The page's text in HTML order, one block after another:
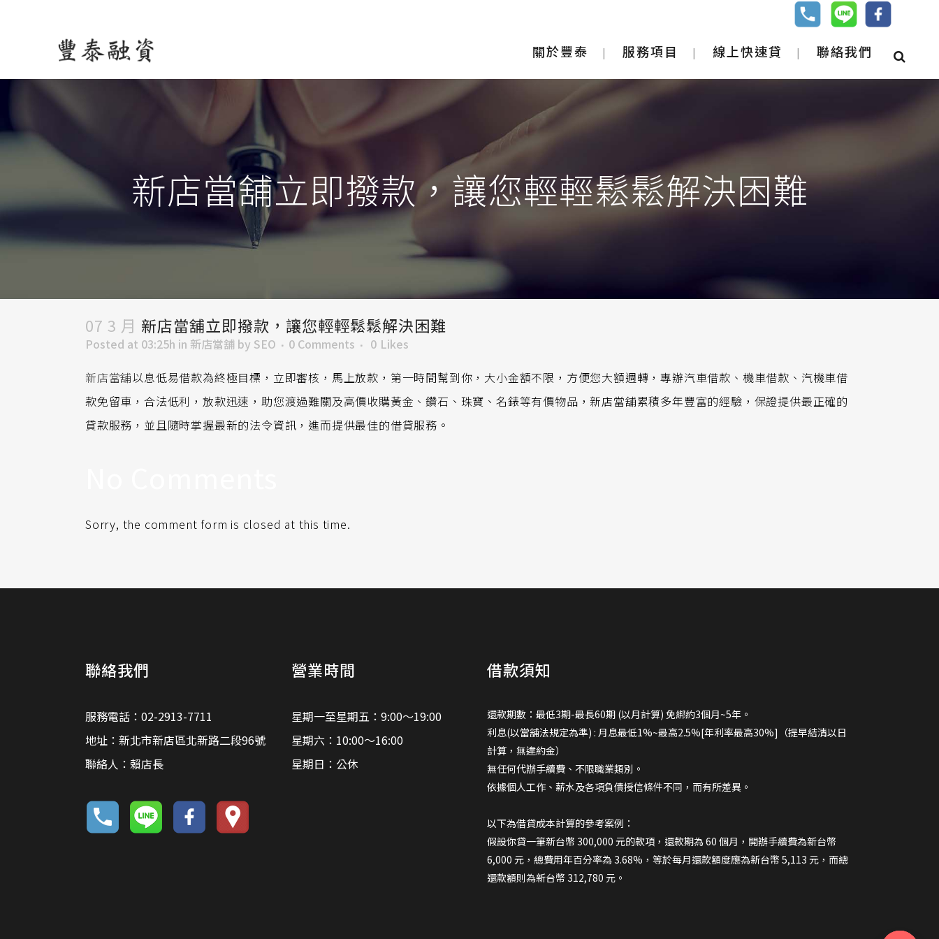
關於豐泰 服務項目 線上快速貸 聯絡我們
新店當舖立即撥款，讓您輕輕鬆鬆解決困難
07 3 月 新店當舖立即撥款，讓您輕輕鬆鬆解決困難
Posted at 03:25h in 新店當舖 by SEO 0 Comments 0 Likes
新店當舖以息低易借款為終極目標，立即審核，馬上放款，第一時間幫到你，大小金額不限，方便您大額週轉，專辦汽車借款、機車借款、汽機車借
款免留車，合法低利，放款迅速，助您渡過難關及高價收購黃金、鑽石、珠寶、名錶等有價物品，新店當舖累積多年豐富的經驗，保證提供最正確的
貸款服務，並且隨時掌握最新的法令資訊，進而提供最佳的借貸服務。
Sorry, the comment form is closed at this time.
聯絡我們
服務電話：02-2913-7711
地址：新北市新店區北新路二段96號
聯絡人：賴店長
營業時間
星期一至星期五：9:00～19:00
星期六：10:00～16:00
星期日：公休
借款須知
還款期數：最低3期-最長60期 (以月計算) 免綁約3個月~5年。
利息(以當舖法規定為準) : 月息最低1%~最高2.5%[年利率最高30%]（提早結清以日
計算，無違約金）
無任何代辦手續費、不限職業類別。
依據個人工作、薪水及各項負債授信條件不同，而有所差異。
以下為借貸成本計算的參考案例：
假設你貸一筆新台幣 300,000 元的款項，還款期為 60 個月，開辦手續費為新台幣
6,000 元，總費用年百分率為 3.68%，等於每月還款額度應為新台幣 5,113 元，而總
還款額則為新台幣 312,780 元。